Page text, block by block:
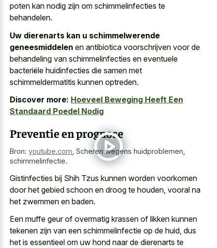
poten kan nodig zijn om schimmelinfecties te
behandelen.
Uw dierenarts kan u schimmelwerende
geneesmiddelen en antibiotica voorschrijven voor de
behandeling van schimmelinfecties en eventuele
bacteriële huidinfecties die samen met
schimmeldermatitis kunnen optreden.
Discover more: Hoeveel Beweging Heeft Een
Standaard Poedel Nodig
Preventie en prognose
Bron: youtube.com Scheren wegens huidproblemen,
schimmelinfectie.
Gistinfecties bij Shih Tzus kunnen worden voorkomen
door het gebied schoon en droog te houden, vooral na
het zwemmen en baden.
Een muffe geur of overmatig krassen of likken kunnen
tekenen zijn van een schimmelinfectie op de huid, dus
het is essentieel om uw hond naar de dierenarts te